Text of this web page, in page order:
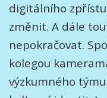
digitálního
změnit. A dále
nepokračovat.
kolegou
výzkumného